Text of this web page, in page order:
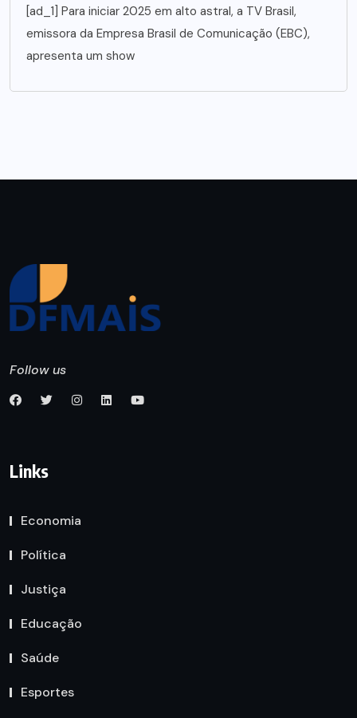
[ad_1] Para iniciar 2025 em alto astral, a TV Brasil,
emissora da Empresa Brasil de Comunicação (EBC),
apresenta um show
Follow us
Links
Economia
Política
Justiça
Educação
Saúde
Esportes